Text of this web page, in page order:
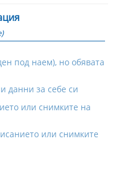
под наем), но обявата
данни за себе си
или снимките на
или снимките